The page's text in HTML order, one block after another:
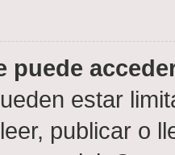
puede
estar
publicar o